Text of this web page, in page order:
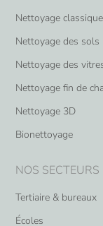
Nettoyage classique
Nettoyage des sols
Nettoyage des
Nettoyage fin de
Nettoyage 3D
Bionettoyage
NOS SECTEURS
Tertiaire & bureaux
Écoles